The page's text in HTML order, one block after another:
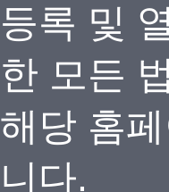
등록 및
한 모든
해당 홈
니다.